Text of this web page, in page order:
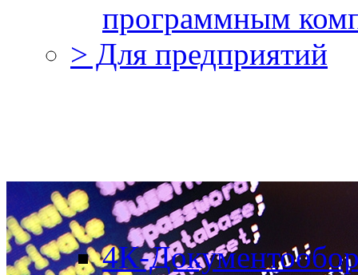
программным
> Для предприятий
4К-